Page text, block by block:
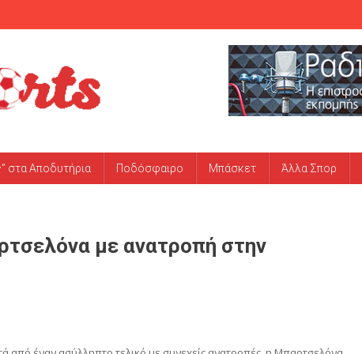
στα Αποδυτήρια Ποδόσφαιρο Μπάσκετ Άλλα Σπορ
με ανατροπή στην